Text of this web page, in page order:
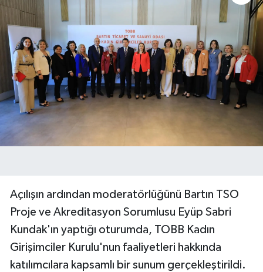
Açılışın ardından moderatörlüğünü Bartın TSO
Proje ve Akreditasyon Sorumlusu Eyüp Sabri
Kundak'ın yaptığı oturumda, TOBB Kadın
Girişimciler Kurulu'nun faaliyetleri hakkında
katılımcılara kapsamlı bir sunum gerçekleştirildi.